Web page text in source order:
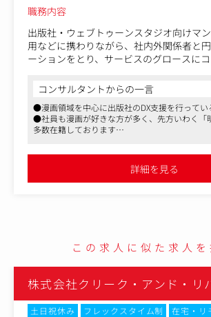
職務内容
出版社・ウェブトゥーンスタジオ向けマ
用などに携わりながら、社内外関係者と
ーションをとり、サービスのグロースに
【具体的な仕事内容】
■マンガメディアの運用
・運用スケジュール管理
・サイト内コンテンツ全体のディレクショ
コンサルタントからの一言
●漫画領域を中心に出版社のDX支援を行ってい
●社員も漫画が好きな方が多く、先方いわく「
多数在籍しております
詳細を見る
この求人に似た求人を
株式会社クリーク・アンド・リ
土日祝休み フレックスタイム制
在宅・リ